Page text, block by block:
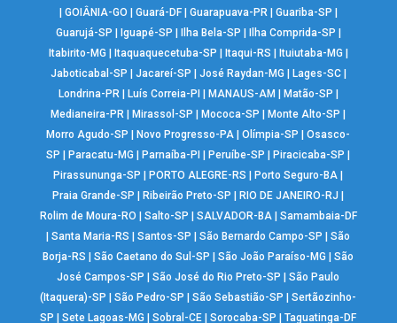
| GOIÂNIA-GO | Guará-DF| Guarapuava-PR | Guariba-SP |
Guarujá-SP | Iguapé-SP | Ilha Bela-SP | Ilha Comprida-SP |
Itabirito-MG | Itaquaquecetuba-SP | Itaqui-RS | Ituiutaba-MG |
Jaboticabal-SP | Jacareí-SP | José Raydan-MG | Lages-SC|
Londrina-PR | Luís Correia-PI | MANAUS-AM | Matão-SP |
Medianeira-PR |Mirassol-SP |Mococa-SP |Monte Alto-SP |
Morro Agudo-SP |Novo Progresso-PA |Olímpia-SP |Osasco-
SP |Paracatu-MG |Parnaíba-PI |Peruíbe-SP |Piracicaba-SP |
Pirassununga-SP |PORTO ALEGRE-RS |Porto Seguro-BA |
Praia Grande-SP |Ribeirão Preto-SP |RIO DE JANEIRO-RJ |
Rolim de Moura-RO | Salto-SP | SALVADOR-BA| Samambaia-DF
|Santa Maria-RS |Santos-SP |São Bernardo Campo-SP |São
Borja-RS |São Caetano do Sul-SP |São João Paraíso-MG |São
José Campos-SP |São José do Rio Preto-SP |São Paulo
(Itaquera)-SP |São Pedro-SP |São Sebastião-SP |Sertãozinho-
SP |Sete Lagoas-MG |Sobral-CE |Sorocaba-SP |Taguatinga-DF